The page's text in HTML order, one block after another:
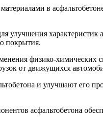
в
характеристик
покрытия.
физико-химических
от движущихся
и улучшают его
асфальтобетона